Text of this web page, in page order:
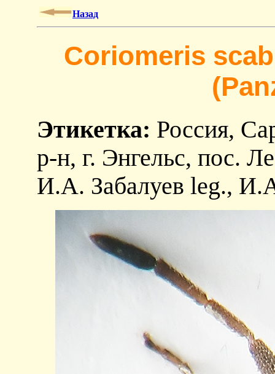
Назад
Coriomeris
Этикетка: Россия,
р-н, г. Энгельс, пос.
И.А. Забалуев leg.,